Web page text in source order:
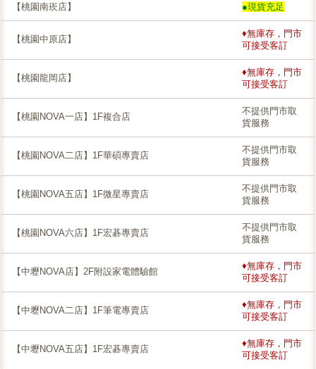
【桃園南崁店】 ●現貨充足
【桃園中原店】
♦無庫存，門市
可接受客訂
【桃園龍岡店】
♦無庫存，門市
可接受客訂
【桃園NOVA一店】1F複合店
不提供門市取
貨服務
【桃園NOVA二店】1F華碩專賣店
不提供門市取
貨服務
【桃園NOVA五店】1F微星專賣店
不提供門市取
貨服務
【桃園NOVA六店】1F宏碁專賣店
不提供門市取
貨服務
【中壢NOVA店】2F附設家電體驗館
♦無庫存，門市
可接受客訂
【中壢NOVA二店】1F筆電專賣店
♦無庫存，門市
可接受客訂
【中壢NOVA五店】1F宏碁專賣店
♦無庫存，門市
可接受客訂